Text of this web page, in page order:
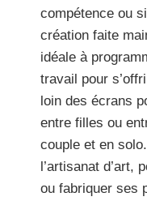
compétence ou
création faite
idéale à
travail pour
loin des écrans
entre filles ou
couple et en
l’artisanat d’art,
ou fabriquer ses